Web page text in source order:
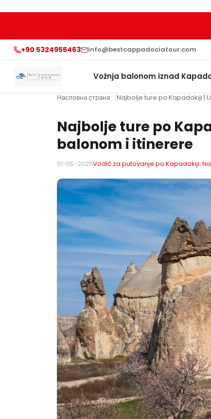
+90 5324955463 info@bestcappadociatour.com
Vožnja balonom iznad
Насловна страна Najbolje ture po Kapadokiji |
Najbolje ture po
balonom i itinerere
01-05-2026Vodič za putovanje po Kapadokiji: